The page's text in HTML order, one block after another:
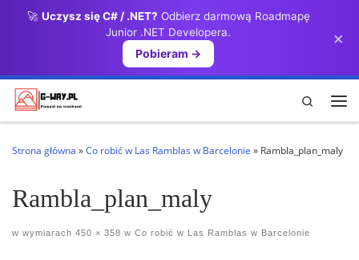
🚀 Uczysz się C# / .NET? Odbierz darmową Roadmapę
Junior .NET Developera.
Pobieram →
×
Przejdź do treści
Search
Strona główna »Co robić w Las Ramblas w Barcelonie » Rambla_plan_maly
Rambla_plan_maly
w wymiarach 450 × 358 w Co robić w Las Ramblas w Barcelonie